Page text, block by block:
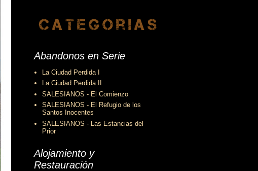
Abandonos en Serie
La Ciudad Perdida I
La Ciudad Perdida II
SALESIANOS - El Comienzo
SALESIANOS - El Refugio de los
Santos Inocentes
SALESIANOS - Las Estancias del
Prior
Alojamiento y
Restauración